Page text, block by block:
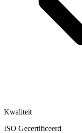
Kwaliteit
ISO Gecertificeerd